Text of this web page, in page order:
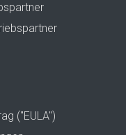
("EULA")